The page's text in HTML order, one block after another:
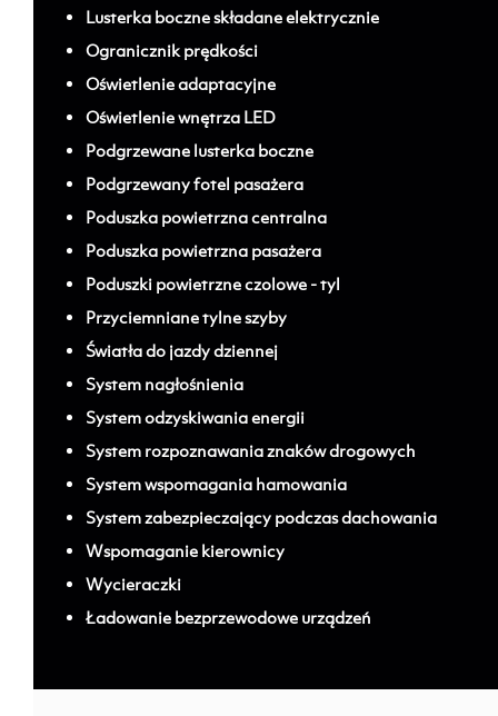
Lusterka boczne składane elektrycznie
Ogranicznik prędkości
Oświetlenie adaptacyjne
Oświetlenie wnętrza LED
Podgrzewane lusterka boczne
Podgrzewany fotel pasażera
Poduszka powietrzna centralna
Poduszka powietrzna pasażera
Poduszki powietrzne czolowe - tyl
Przyciemniane tylne szyby
Światła do jazdy dziennej
System nagłośnienia
System odzyskiwania energii
System rozpoznawania znaków drogowych
System wspomagania hamowania
System zabezpieczający podczas dachowania
Wspomaganie kierownicy
Wycieraczki
Ładowanie bezprzewodowe urządzeń